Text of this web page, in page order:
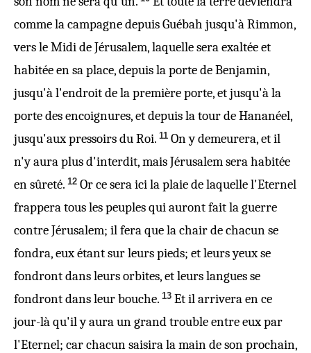
comme la campagne depuis Guébah jusqu'à Rimmon,
vers le Midi de Jérusalem, laquelle sera exaltée et
habitée en sa place, depuis la porte de Benjamin,
jusqu'à l'endroit de la première porte, et jusqu'à la
porte des encoignures, et depuis la tour de Hananéel,
jusqu'aux pressoirs du Roi. 11 On y demeurera, et il
n'y aura plus d'interdit, mais Jérusalem sera habitée
en sûreté. 12 Or ce sera ici la plaie de laquelle l'Eternel
frappera tous les peuples qui auront fait la guerre
contre Jérusalem; il fera que la chair de chacun se
fondra, eux étant sur leurs pieds; et leurs yeux se
fondront dans leurs orbites, et leurs langues se
fondront dans leur bouche. 13 Et il arrivera en ce
jour-là qu'il y aura un grand trouble entre eux par
l'Eternel; car chacun saisira la main de son prochain,